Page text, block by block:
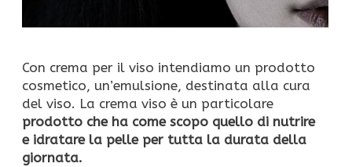
Con crema per il viso intendiamo un prodotto
cosmetico, un’emulsione, destinata alla cura
del viso. La crema viso è un particolare
prodotto che ha come scopo quello di nutrire
e idratare la pelle per tutta la durata della
giornata.